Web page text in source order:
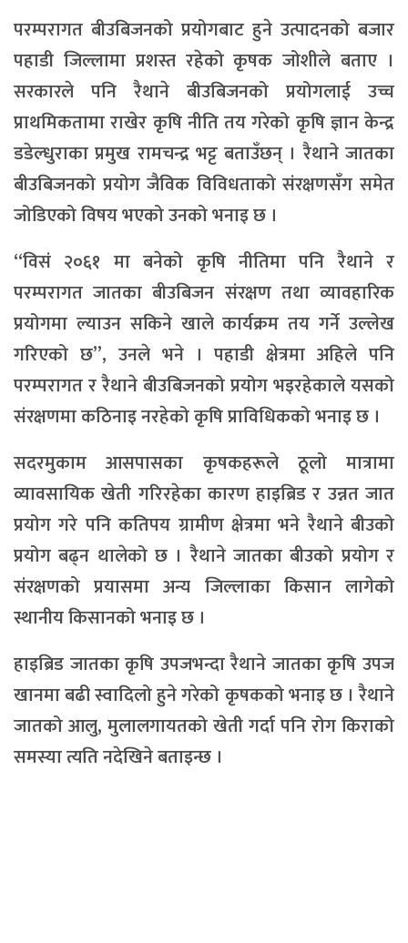
परम्परागत बीउबिजनको प्रयोगबाट हुने उत्पादनको बजार
पहाडी जिल्लामा प्रशस्त रहेको कृषक जोशीले बताए ।
सरकारले पनि रैथाने बीउबिजनको प्रयोगलाई उच्च
प्राथमिकतामा राखेर कृषि नीति तय गरेको कृषि ज्ञान केन्द्र
डडेल्धुराका प्रमुख रामचन्द्र भट्ट बताउँछन् । रैथाने जातका
बीउबिजनको प्रयोग जैविक विविधताको संरक्षणसँग समेत
जोडिएको विषय भएको उनको भनाइ छ ।
“विसं २०६१ मा बनेको कृषि नीतिमा पनि रैथाने र
परम्परागत जातका बीउबिजन संरक्षण तथा व्यावहारिक
प्रयोगमा ल्याउन सकिने खाले कार्यक्रम तय गर्ने उल्लेख
गरिएको छ”, उनले भने । पहाडी क्षेत्रमा अहिले पनि
परम्परागत र रैथाने बीउबिजनको प्रयोग भइरहेकाले यसको
संरक्षणमा कठिनाइ नरहेको कृषि प्राविधिकको भनाइ छ ।
सदरमुकाम आसपासका कृषकहरूले ठूलो मात्रामा
व्यावसायिक खेती गरिरहेका कारण हाइब्रिड र उन्नत जात
प्रयोग गरे पनि कतिपय ग्रामीण क्षेत्रमा भने रैथाने बीउको
प्रयोग बढ्न थालेको छ । रैथाने जातका बीउको प्रयोग र
संरक्षणको प्रयासमा अन्य जिल्लाका किसान लागेको
स्थानीय किसानको भनाइ छ ।
हाइब्रिड जातका कृषि उपजभन्दा रैथाने जातका कृषि उपज
खानमा बढी स्वादिलो हुने गरेको कृषकको भनाइ छ । रैथाने
जातको आलु, मुलालगायतको खेती गर्दा पनि रोग किराको
समस्या त्यति नदेखिने बताइन्छ ।